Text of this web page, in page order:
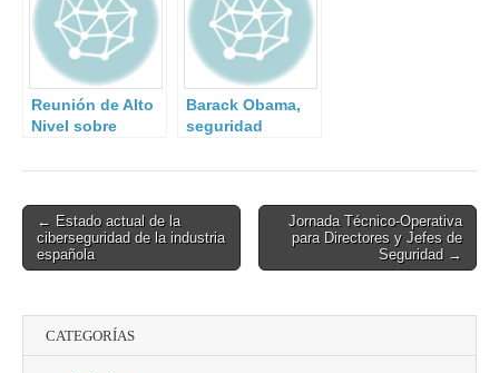
centros de
formación y
empresas en el
ejercicio de
emergencia
nacional
organizado por la
Reunión de Alto
Nivel sobre
Barack Obama,
seguridad
terrorismo.
Post
navigation
← Estado actual de la
ciberseguridad de la industria
española
Jornada Técnico-Operativa
para Directores y Jefes de
Seguridad →
CATEGORÍAS